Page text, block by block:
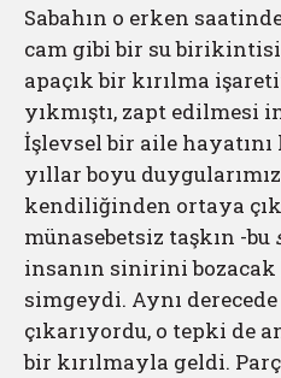
Sabahın o erken
cam gibi bir su
apaçık bir kırılma
yıkmıştı, zapt edilmesi
İşlevsel bir aile
yıllar boyu
kendiliğinden ortaya
münasebetsiz taşkın -bu
insanın sinirini
simgeydi. Aynı
çıkarıyordu, o tepki de
bir kırılmayla geldi.